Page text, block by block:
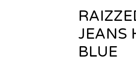
JEANS
BLUE